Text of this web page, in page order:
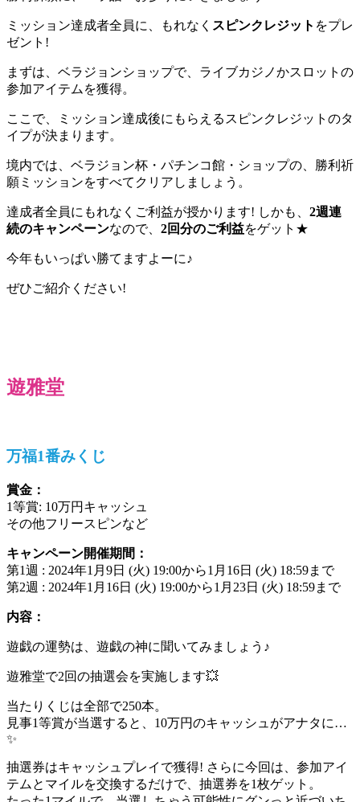
ミッション達成者全員に、もれなく スピンクレジット をプレ
ゼント!
まずは、ベラジョンショップで、ライブカジノかスロットの
参加アイテムを獲得。
ここで、ミッション達成後にもらえるスピンクレジットのタ
イプが決まります。
境内では、ベラジョン杯・パチンコ館・ショップの、勝利祈
願ミッションをすべてクリアしましょう。
達成者全員にもれなくご利益が授かります! しかも、 2週連
続のキャンペーンなので、 2回分のご利益をゲット★
今年もいっぱい勝てますよーに♪
ぜひご紹介ください!
遊雅堂
万福1番みくじ
賞金：
1等賞: 10万円キャッシュ
その他フリースピンなど
キャンペーン開催期間：
第1週 : 2024年1月9日 (火) 19:00から1月16日 (火) 18:59まで
第2週 : 2024年1月16日 (火) 19:00から1月23日 (火) 18:59まで
内容：
遊戯の運勢は、遊戯の神に聞いてみましょう♪
遊雅堂で2回の抽選会を実施します💥
当たりくじは全部で250本。
見事1等賞が当選すると、10万円のキャッシュがアナタに…
✨
抽選券はキャッシュプレイで獲得! さらに今回は、参加アイ
テムとマイルを交換するだけで、抽選券を1枚ゲット。